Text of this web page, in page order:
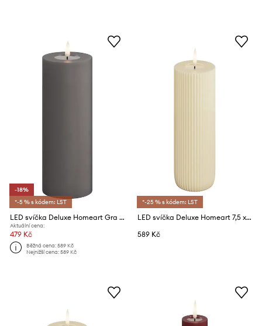
-18%
*-5 % s kódem: LST
LED svíčka Deluxe Homeart Gra Bloklys 7,5 x 20 cm
Aktuální cena:
479 Kč
Běžná cena:589 Kč
Nejnižší cena:589 Kč
*-25 % s kódem: LST
LED svíčka Deluxe Homeart 7,5 x 15 cm
589 Kč